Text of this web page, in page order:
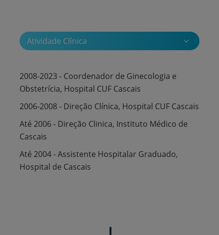
Atividade Clínica
2008-2023 - Coordenador de Ginecologia e
Obstetrícia, Hospital CUF Cascais
2006-2008 - Direção Clínica, Hospital CUF Cascais
Até 2006 - Direção Clinica, Instituto Médico de
Cascais
Até 2004 - Assistente Hospitalar Graduado,
Hospital de Cascais